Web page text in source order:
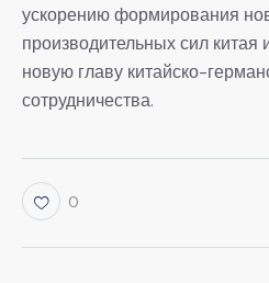
ускорению формирования
производительных сил китая
новую главу китайско-
сотрудничества.
0